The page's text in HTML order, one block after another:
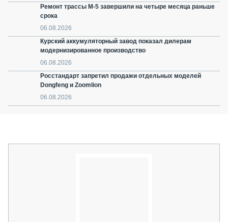
Ремонт трассы М-5 завершили на четыре месяца раньше
срока
06.08.2026
Курский аккумуляторный завод показал дилерам
модернизированное производство
06.08.2026
Росстандарт запретил продажи отдельных моделей
Dongfeng и Zoomlion
06.08.2026